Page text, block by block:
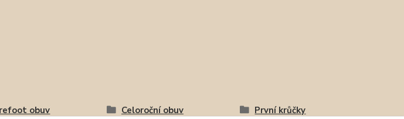
obuv Celoroční obuv První krůčky